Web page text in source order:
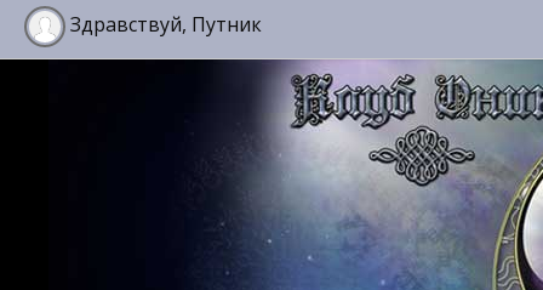
Здравствуй, Путник